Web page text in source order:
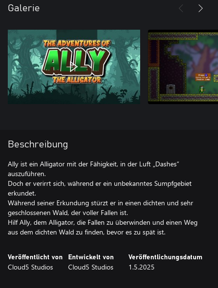
Galerie
Beschreibung
Ally ist ein Alligator mit der Fähigkeit, in der Luft „Dashes“
auszuführen.
Doch er verirrt sich, während er ein unbekanntes Sumpfgebiet
erkundet.
Während seiner Erkundung stürzt er in einen dichten und sehr
geschlossenen Wald, der voller Fallen ist.
Hilf Ally, dem Alligator, die Fallen zu überwinden und einen Weg
aus dem dichten Wald zu finden, bevor es zu spät ist.
Veröffentlicht von
Cloud5 Studios
Entwickelt von
Cloud5 Studios
Veröffentlichungsdatum
1.5.2025